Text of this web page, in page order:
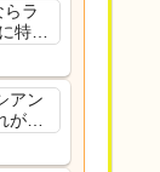
ラ
特定
な
じゃ
アン
事
あ
思っ